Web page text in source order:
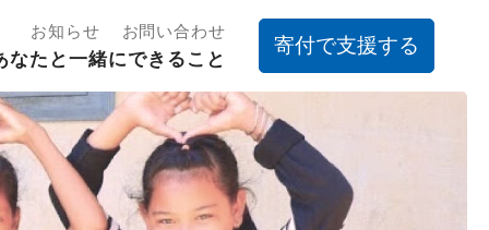
お知らせ お問い合わせ
なたと一緒にできること
寄付で支援する